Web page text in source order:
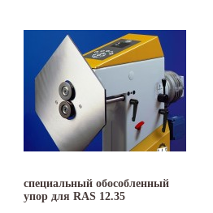
специальный обособленный
упор для RAS 12.35